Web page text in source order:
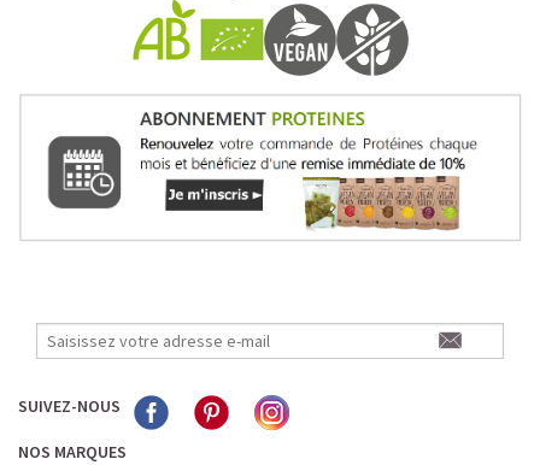
boisson qui correspond à votre envie du jour.
SUIVEZ-NOUS
NOS MARQUES